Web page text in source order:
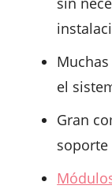
el
Gran
soporte